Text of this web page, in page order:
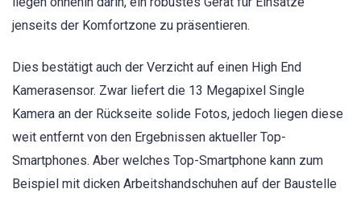
jenseits der Komfortzone zu präsentieren.
Dies bestätigt auch der Verzicht auf einen High End
Kamerasensor. Zwar liefert die 13 Megapixel Single
Kamera an der Rückseite solide Fotos, jedoch liegen diese
weit entfernt von den Ergebnissen aktueller Top-
Smartphones. Aber welches Top-Smartphone kann zum
Beispiel mit dicken Arbeitshandschuhen auf der Baustelle